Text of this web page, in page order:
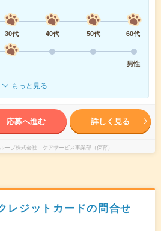
30代 40代 50代
60代
男性
もっと見る
応募へ進む 詳しく見る
ープ株式会社 ケアサービス事業部（保育）
レジットカードの問合せ